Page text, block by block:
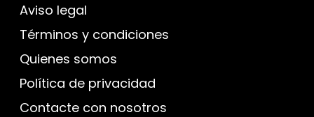
Aviso legal
Términos y condiciones
Quienes somos
Política de privacidad
Contacte con nosotros